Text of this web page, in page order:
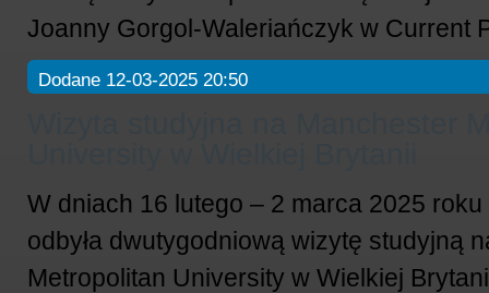
Joanny Gorgol-Waleriańczyk w Current
Dodane 12-03-2025 20:50
W dniach 16 lutego – 2 marca 2025
odbyła dwutygodniową wizytę studyjną
Metropolitan University w Wielkiej